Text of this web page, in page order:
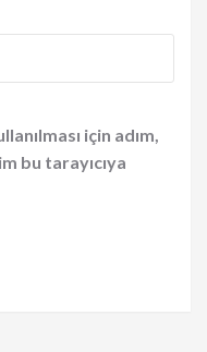
için adım,
bu tarayıcıya